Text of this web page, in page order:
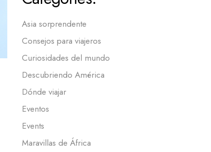
Asia sorprendente
Consejos para viajeros
Curiosidades del mundo
Descubriendo América
Dónde viajar
Eventos
Events
Maravillas de África